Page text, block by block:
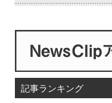
記事ランキング